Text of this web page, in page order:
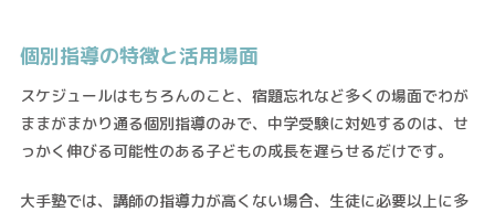
個別指導の特徴と活用場面
スケジュールはもちろんのこと、宿題忘れなど多くの場面でわが
ままがまかり通る個別指導のみで、中学受験に対処するのは、せ
っかく伸びる可能性のある子どもの成長を遅らせるだけです。
大手塾では、講師の指導力が高くない場合、生徒に必要以上に多